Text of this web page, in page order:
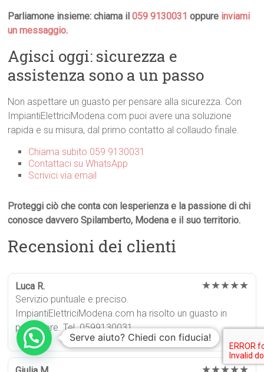
Parliamone insieme: chiama il059 9130031 oppure inviami
un messaggio.
Agisci oggi: sicurezza e
assistenza sono a un passo
Non aspettare un guasto per pensare alla sicurezza. Con
ImpiantiElettriciModena.com puoi avere una soluzione
rapida e su misura, dal primo contatto al collaudo finale.
Chiama subito 059 9130031
Contattaci su WhatsApp
Scrivici via email
Proteggi ciò che conta con lesperienza e la passione di chi
conosce davvero Spilamberto, Modena e il suo territorio.
Recensioni dei clienti
Luca R. ★★★★★
Servizio puntuale e preciso.
ImpiantiElettriciModena.com ha risolto un guasto in
poche ore. Tel. 0599130031.
Serve aiuto? Chiedi con fiducia!